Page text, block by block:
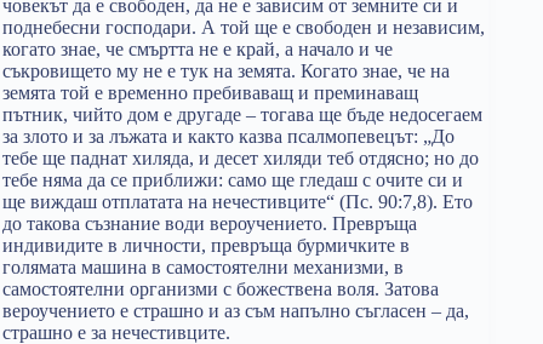
човекът да е свободен, да не е зависим от земните си и
поднебесни господари. А той ще е свободен и независим,
когато знае, че смъртта не е край, а начало и че
съкровището му не е тук на земята. Когато знае, че на
земята той е временно пребиваващ и преминаващ
пътник, чийто дом е другаде – тогава ще бъде недосегаем
за злото и за лъжата и както казва псалмопевецът: „До
тебе ще паднат хиляда, и десет хиляди теб отдясно; но до
тебе няма да се приближи: само ще гледаш с очите си и
ще виждаш отплатата на нечестивците“ (Пс. 90:7,8). Ето
до такова съзнание води вероучението. Превръща
индивидите в личности, превръща бурмичките в
голямата машина в самостоятелни механизми, в
самостоятелни организми с божествена воля. Затова
вероучението е страшно и аз съм напълно съгласен – да,
страшно е за нечестивците.